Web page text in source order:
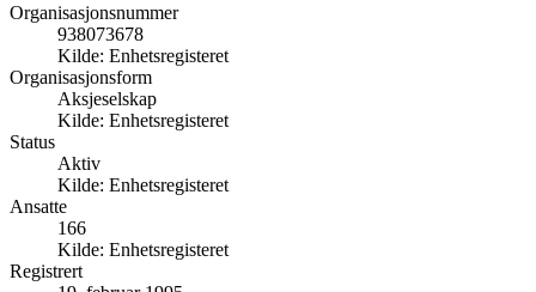
Organisasjonsnummer
938073678
Kilde: Enhetsregisteret
Organisasjonsform
Aksjeselskap
Kilde: Enhetsregisteret
Status
Aktiv
Kilde: Enhetsregisteret
Ansatte
166
Kilde: Enhetsregisteret
Registrert